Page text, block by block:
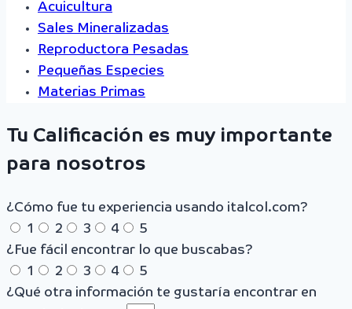
Acuicultura
Sales Mineralizadas
Reproductora Pesadas
Pequeñas Especies
Materias Primas
Tu Calificación es muy importante
para nosotros
¿Cómo fue tu experiencia usando italcol.com?
1
2 3 4
5
¿Fue fácil encontrar lo que buscabas?
1
2 3 4
5
¿Qué otra información te gustaría encontrar en